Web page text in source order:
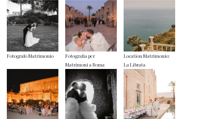
Fotografo Matrimonio
Fotografia per
Matrimoni a Roma
Location Matrimonio:
La Librata